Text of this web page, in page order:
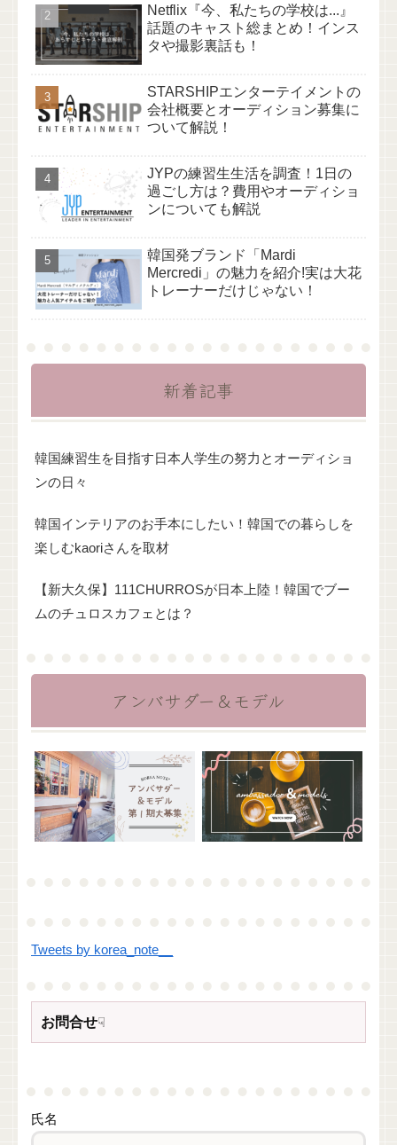
Netflix『今、私たちの学校は...』
話題のキャスト総まとめ！インス
タや撮影裏話も！
STARSHIPエンターテイメントの
会社概要とオーディション募集に
ついて解説！
JYPの練習生生活を調査！1日の
過ごし方は？費用やオーディショ
ンについても解説
韓国発ブランド「Mardi
Mercredi」の魅力を紹介!実は大花
トレーナーだけじゃない！
新着記事
韓国練習生を目指す日本人学生の努力とオーディショ
ンの日々
韓国インテリアのお手本にしたい！韓国での暮らしを
楽しむkaoriさんを取材
【新大久保】111CHURROSが日本上陸！韓国でブー
ムのチュロスカフェとは？
アンバサダー＆モデル
Tweets by korea_note__
お問合せ☟
氏名